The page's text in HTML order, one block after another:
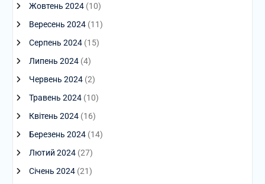
Жовтень 2024(10)
Вересень 2024(11)
Серпень 2024(15)
Липень 2024(4)
Червень 2024(2)
Травень 2024(10)
Квітень 2024(16)
Березень 2024(14)
Лютий 2024(27)
Січень 2024(21)